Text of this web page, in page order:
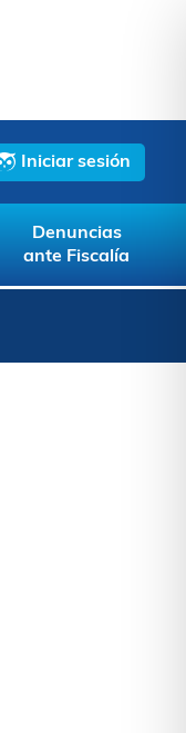
Iniciar sesión
Denuncias
ante Fiscalía